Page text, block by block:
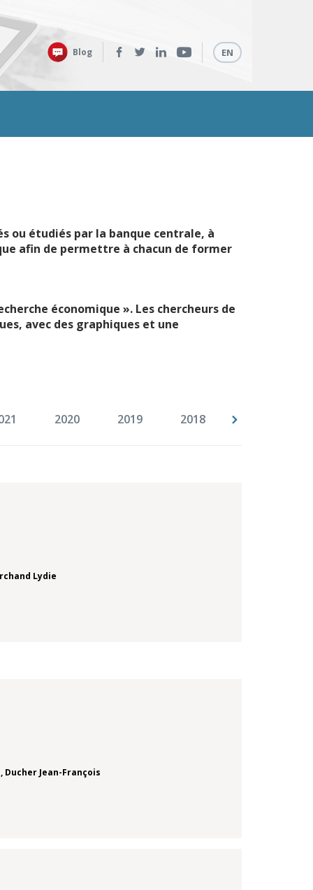
Retrouvez-
:
Blog Langues
EN
ou étudiés par la banque centrale, à
afin de permettre à chacun de former
économique ». Les chercheurs de
avec des graphiques et une
2020 2019 2018
Lydie
, Ducher Jean-François